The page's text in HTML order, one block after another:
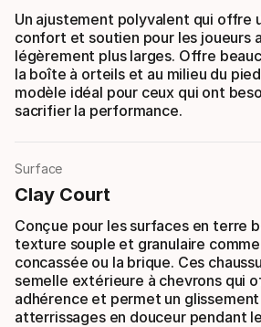
Un ajustement polyvalent qui offre
confort et soutien pour les joueurs
légèrement plus larges. Offre
la boîte à orteils et au milieu du
modèle idéal pour ceux qui ont
sacrifier la performance.
Surface
Clay Court
Conçue pour les surfaces en terre
texture souple et granulaire
concassée ou la brique. Ces
semelle extérieure à chevrons qui
adhérence et permet un
atterrissages en douceur pendant